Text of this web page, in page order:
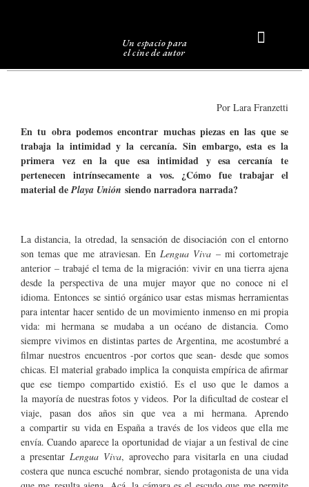
Un espacio para
el cine de autor
Por Lara Franzetti
En tu obra podemos encontrar muchas piezas en las que se
trabaja la intimidad y la cercanía. Sin embargo, esta es la
primera vez en la que esa intimidad y esa cercanía te
pertenecen intrínsecamente a vos. ¿Cómo fue trabajar el
material dePlaya Unión siendo narradora narrada?
La distancia, la otredad, la sensación de disociación con el entorno
son temas que me atraviesan. EnLengua Viva – mi cortometraje
anterior – trabajé el tema de la migración: vivir en una tierra ajena
desde la perspectiva de una mujer mayor que no conoce ni el
idioma. Entonces se sintió orgánico usar estas mismas herramientas
para intentar hacer sentido de un movimiento inmenso en mi propia
vida: mi hermana se mudaba a un océano de distancia. Como
siempre vivimos en distintas partes de Argentina, me acostumbré a
filmar nuestros encuentros -por cortos que sean- desde que somos
chicas. El material grabado implica la conquista empírica de afirmar
que ese tiempo compartido existió. Es el uso que le damos a
la mayoría de nuestras fotos y videos. Por la dificultad de costear el
viaje, pasan dos años sin que vea a mi hermana. Aprendo
a compartir su vida en España a través de los videos que ella me
envía. Cuando aparece la oportunidad de viajar a un festival de cine
a presentar Lengua Viva, aprovecho para visitarla en una ciudad
costera que nunca escuché nombrar, siendo protagonista de una vida